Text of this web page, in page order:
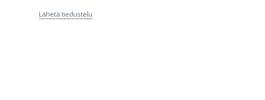
Lähetä tiedustelu